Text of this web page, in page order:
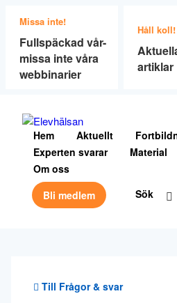
Missa inte!
Fullspäckad vår-
missa inte våra
webbinarier
Håll koll!
artiklar
Hem Aktuellt
Experten svarar
Material
Om oss
Bli medlem
Sök
Till Frågor & svar